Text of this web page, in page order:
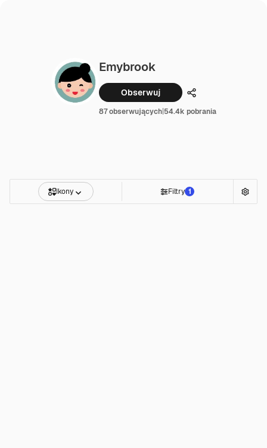
Emybrook
Obserwuj Udostępnij
87 obserwujących|54.4k pobrania
Ikony Filtry 1